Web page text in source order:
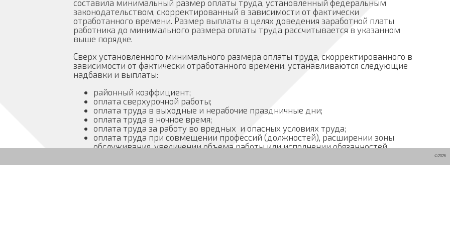
составила минимальный размер оплаты труда, установленный федеральным
законодательством, скорректированный в зависимости от фактически
отработанного времени. Размер выплаты в целях доведения заработной платы
работника до минимального размера оплаты труда рассчитывается в указанном
выше порядке.
Сверх установленного минимального размера оплаты труда, скорректированного в
зависимости от фактически отработанного времени, устанавливаются следующие
надбавки и выплаты:
районный коэффициент;
оплата сверхурочной работы;
оплата труда в выходные и нерабочие праздничные дни;
оплата труда в ночное время;
оплата труда за работу во вредных и опасных условиях труда;
оплата труда при совмещении профессий (должностей), расширении зоны
обслуживания, увеличении объема работы или исполнении обязанностей
выплаты, которые носят социальный характер: материальная помощь; премии и
©2026